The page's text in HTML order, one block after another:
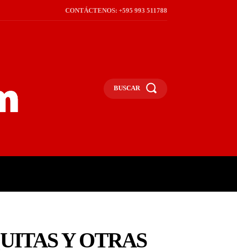
CONTÁCTENOS: +595 993 511788
BUSCAR
Y OTRAS